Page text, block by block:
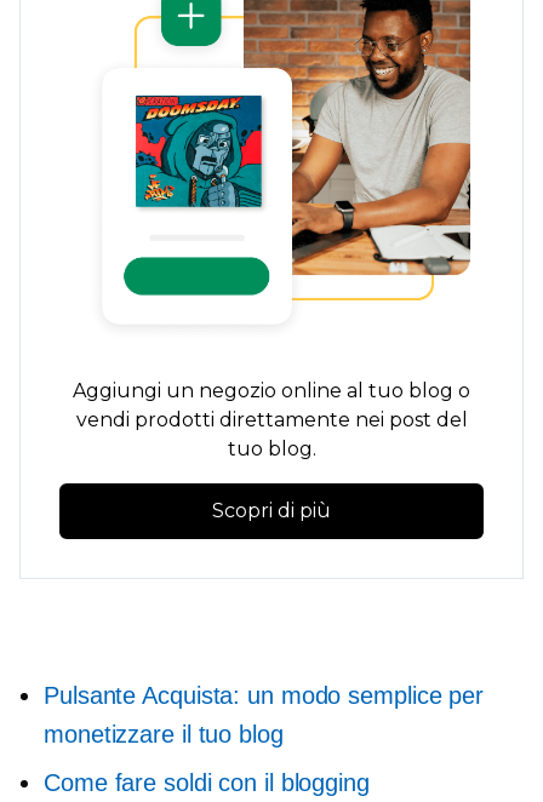
Aggiungi un negozio online al tuo blog o
vendi prodotti direttamente nei post del
tuo blog.
Scopri di più
Pulsante Acquista: un modo semplice per
monetizzare il tuo blog
Come fare soldi con il blogging